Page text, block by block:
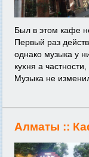
Был в этом кафе
Первый раз
однако музыка у
кухня а
Музыка не
Алматы ::